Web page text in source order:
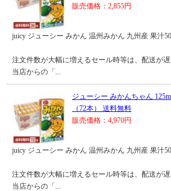
販売価格：2,855円
juicy ジューシー みかん 温州みかん 九州産 果汁
注文件数が大幅に増えるセール時等は、配送が遅
当店からの「...
ジューシー みかんちゃん
（72本） 送料無料
販売価格：4,970円
juicy ジューシー みかん 温州みかん 九州産 果汁
注文件数が大幅に増えるセール時等は、配送が遅
当店からの「...